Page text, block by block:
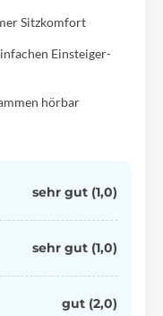
Sitzkomfort
Einsteiger-
hörbar
sehr gut (1,0)
sehr gut (1,0)
gut (2,0)